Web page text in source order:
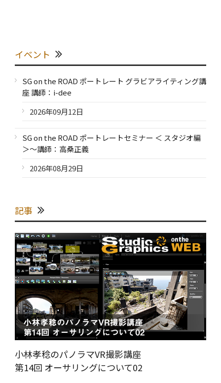
イベント
SG on the ROAD ポートレート グラビアライティング講
座 講師：i-dee
2026年09月12日
SG on the ROAD ポートレートセミナー ＜ スタジオ編
＞～講師：高桑正義
2026年08月29日
記事
小林孝稔のパノラマVR撮影講座
第14回 オーサリングについて02